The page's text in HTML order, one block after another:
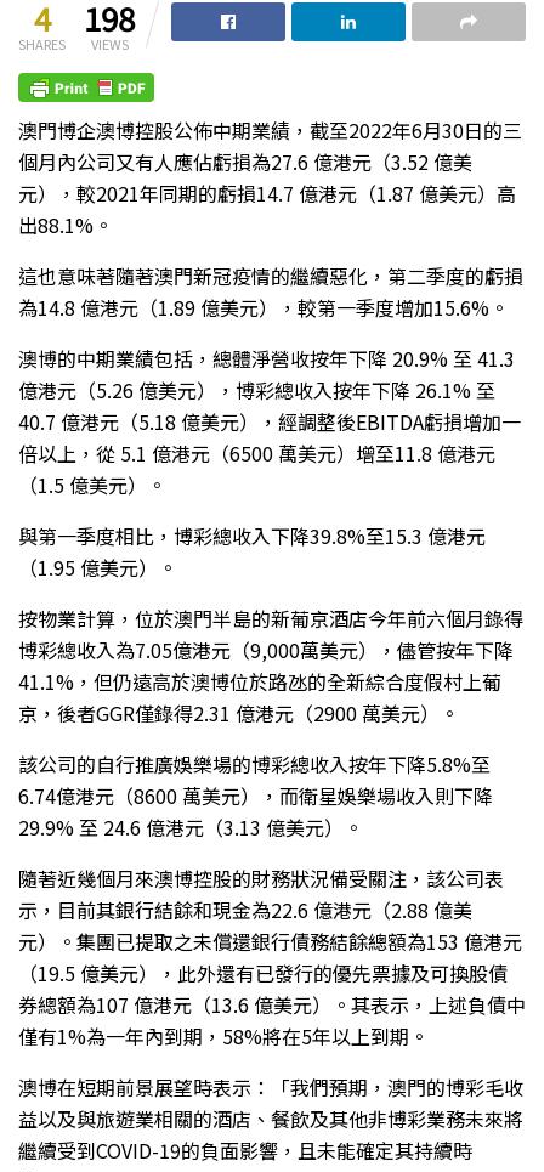
4
SHARES
198
VIEWS
澳門博企澳博控股公佈中期業績，截至2022年6月30日的三
個月內公司又有人應佔虧損為27.6 億港元（3.52 億美
元），較2021年同期的虧損14.7 億港元（1.87 億美元）高
出88.1%。
這也意味著隨著澳門新冠疫情的繼續惡化，第二季度的虧損
為14.8 億港元（1.89 億美元），較第一季度增加15.6%。
澳博的中期業績包括，總體淨營收按年下降 20.9% 至 41.3
億港元（5.26 億美元），博彩總收入按年下降 26.1% 至
40.7 億港元（5.18 億美元），經調整後EBITDA虧損增加一
倍以上，從 5.1 億港元（6500 萬美元）增至11.8 億港元
（1.5 億美元）。
與第一季度相比，博彩總收入下降39.8%至15.3 億港元
（1.95 億美元）。
按物業計算，位於澳門半島的新葡京酒店今年前六個月錄得
博彩總收入為7.05億港元（9,000萬美元），儘管按年下降
41.1%，但仍遠高於澳博位於路氹的全新綜合度假村上葡
京，後者GGR僅錄得2.31 億港元（2900 萬美元）。
該公司的自行推廣娛樂場的博彩總收入按年下降5.8%至
6.74億港元（8600 萬美元），而衛星娛樂場收入則下降
29.9% 至 24.6 億港元（3.13 億美元）。
隨著近幾個月來澳博控股的財務狀況備受關注，該公司表
示，目前其銀行結餘和現金為22.6 億港元（2.88 億美
元）。集團已提取之未償還銀行債務結餘總額為153 億港元
（19.5 億美元），此外還有已發行的優先票據及可換股債
券總額為107 億港元（13.6 億美元）。其表示，上述負債中
僅有1%為一年內到期，58%將在5年以上到期。
澳博在短期前景展望時表示：「我們預期，澳門的博彩毛收
益以及與旅遊業相關的酒店、餐飲及其他非博彩業務未來將
繼續受到COVID-19的負面影響，且未能確定其持續時